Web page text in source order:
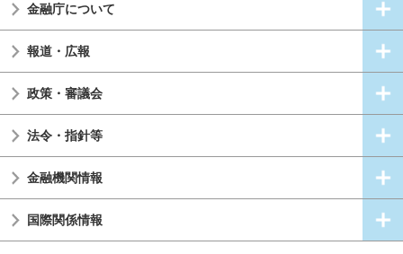
金融庁について
報道・広報
政策・審議会
法令・指針等
金融機関情報
国際関係情報